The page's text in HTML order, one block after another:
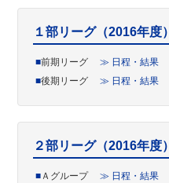
１部リーグ（2016年度）
■前期リーグ ≫ 日程・結果
■後期リーグ ≫ 日程・結果
２部リーグ（2016年度）
■Ａグループ ≫ 日程・結果